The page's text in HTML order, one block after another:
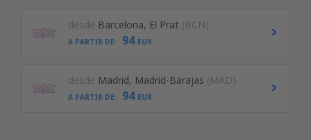
desde Barcelona, El Prat (BCN)
A PARTIR DE: 94 EUR
desde Madrid, Madrid-Barajas (MAD)
A PARTIR DE: 94 EUR